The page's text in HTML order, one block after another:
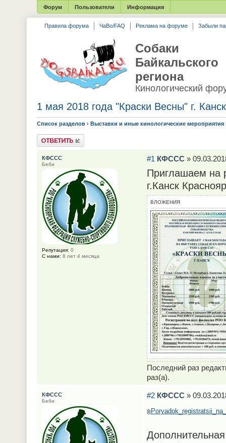
Форум Пользователи Информация
Правила форума ЧаВо/FAQ Реклама на форуме Забыли
Собаки
Байкальского
региона
Кинологический
1 мая 2018 года "Краски Весны" г.
Список разделов › Выставки и иные кинологические мероприятия
Ответить
#1 КФССС»
Приглашаем на
г.Канск
ВЛОЖЕНИЯ
Последний раз
раз(а).
КФССС
Беби
Репутация: 0
С нами: 8 лет 4 месяца
#2 КФССС»
КФССС
Беби